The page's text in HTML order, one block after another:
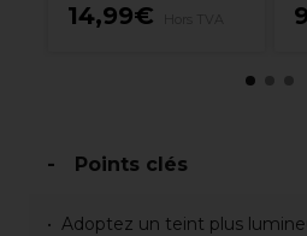
14,99€
Points clés
Adoptez un teint plus